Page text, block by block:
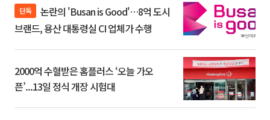
단독
브랜드, 용산 대통령실 CI 업체가 수행
2000억 수혈받은 홈플러스 ‘오늘 가오
픈’...13일 정식 개장 시험대